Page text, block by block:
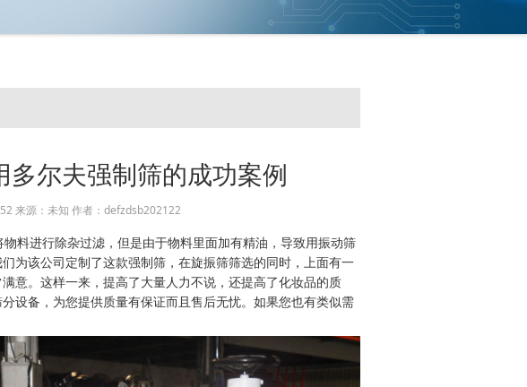
尔夫强制筛的成功案例
来源：未知 作者：defzdsb202122
进行除杂过滤，但是由于物料里面加有精油，导致用振动筛
为该公司定制了这款强制筛，在旋振筛筛选的同时，上面有一
意。这样一来，提高了大量人力不说，还提高了化妆品的质
设备，为您提供质量有保证而且售后无忧。如果您也有类似需